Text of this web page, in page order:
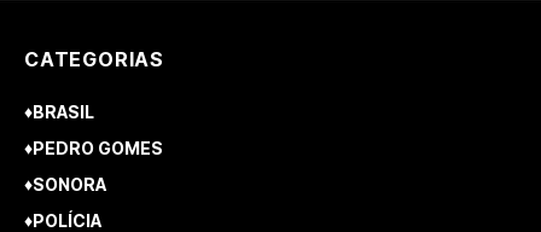
CATEGORIAS
♦BRASIL
♦PEDRO GOMES
♦SONORA
♦POLÍCIA